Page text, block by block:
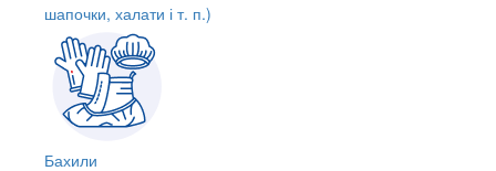
шапочки, халати і т. п.)
Бахили